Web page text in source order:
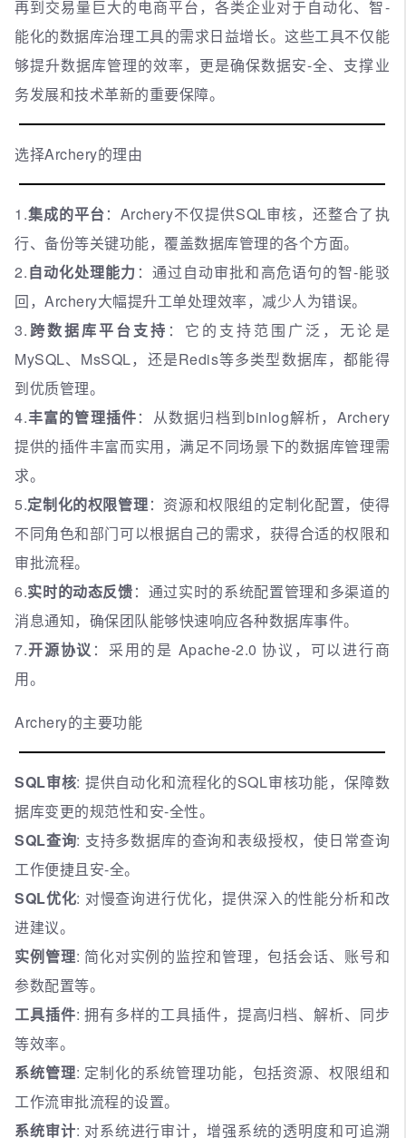
再到交易量巨大的电商平台，各类企业对于自动化、智-
能化的数据库治理工具的需求日益增长。这些工具不仅能
够提升数据库管理的效率，更是确保数据安-全、支撑业
务发展和技术革新的重要保障。
选择Archery的理由
1.集成的平台：Archery不仅提供SQL审核，还整合了执
行、备份等关键功能，覆盖数据库管理的各个方面。
2.自动化处理能力 ：通过自动审批和高危语句的智-能驳
回，Archery大幅提升工单处理效率，减少人为错误。
3.跨数据库平台支持 ：它的支持范围广泛，无论是
MySQL、MsSQL，还是Redis等多类型数据库，都能得
到优质管理。
4.丰富的管理插件：从数据归档到binlog解析，Archery
提供的插件丰富而实用，满足不同场景下的数据库管理需
求。
5.定制化的权限管理：资源和权限组的定制化配置，使得
不同角色和部门可以根据自己的需求，获得合适的权限和
审批流程。
6.实时的动态反馈：通过实时的系统配置管理和多渠道的
消息通知，确保团队能够快速响应各种数据库事件。
7.开源协议 ：采用的是 Apache-2.0 协议，可以进行商
用。
Archery的主要功能
SQL审核: 提供自动化和流程化的SQL审核功能，保障数
据库变更的规范性和安-全性。
SQL查询: 支持多数据库的查询和表级授权，使日常查询
工作便捷且安-全。
SQL优化: 对慢查询进行优化，提供深入的性能分析和改
进建议。
实例管理: 简化对实例的监控和管理，包括会话、账号和
参数配置等。
工具插件: 拥有多样的工具插件，提高归档、解析、同步
等效率。
系统管理: 定制化的系统管理功能，包括资源、权限组和
工作流审批流程的设置。
系统审计: 对系统进行审计，增强系统的透明度和可追溯